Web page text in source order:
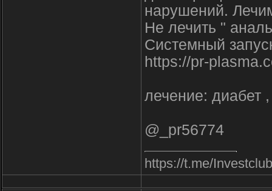
нарушений.
Не лечить "
Системный
https://pr-
лечение: диабет
@_pr56774
https://t.me/